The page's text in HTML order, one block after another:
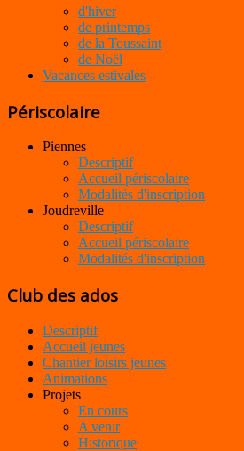
d'hiver
de printemps
de la Toussaint
de Noël
Vacances estivales
Périscolaire
Piennes
Descriptif
Accueil périscolaire
Modalités d'inscription
Joudreville
Descriptif
Accueil périscolaire
Modalités d'inscription
Club des ados
Descriptif
Accueil jeunes
Chantier loisirs jeunes
Animations
Projets
En cours
A venir
Historique